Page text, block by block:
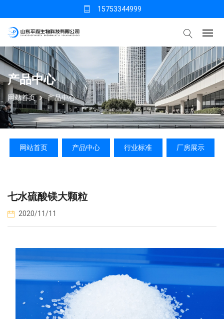
15753344999
产品中心
网站首页 产品中心
网站首页 产品中心 行业标准 厂房展示
七水硫酸镁大颗粒
2020/11/11